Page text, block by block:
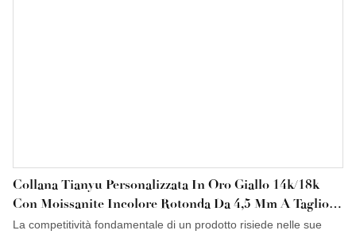
Collana Tianyu Personalizzata In Oro Giallo 14k/18k
Con Moissanite Incolore Rotonda Da 4,5 Mm A Taglio
Cuore E Freccia.
La competitività fondamentale di un prodotto risiede nelle sue